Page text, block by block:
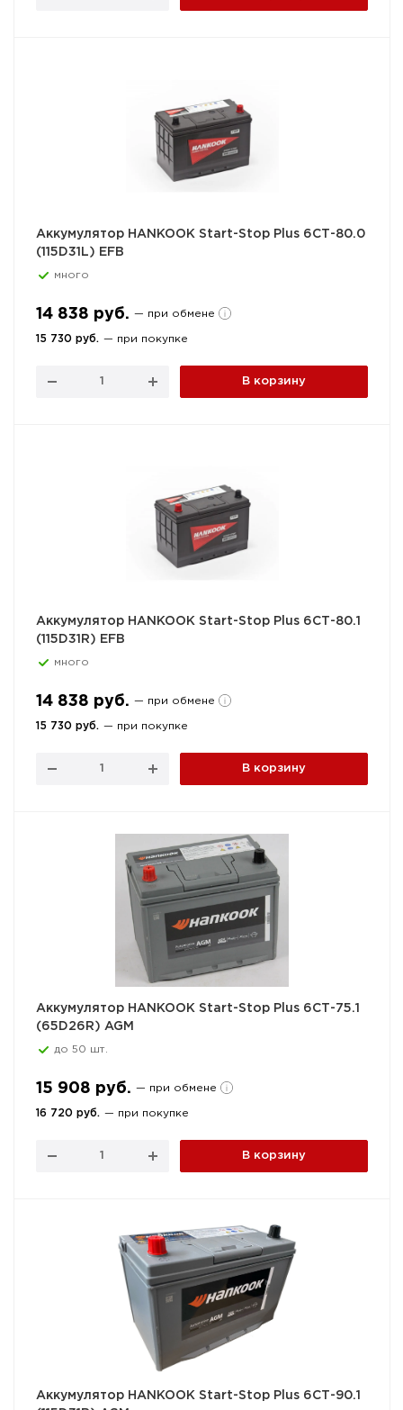
Аккумулятор HANKOOK Start-Stop Plus 6СТ-80.0
(115D31L) EFB
много
14 838 руб. — при обмене
15 730 руб. — при покупке
В корзину
Аккумулятор HANKOOK Start-Stop Plus 6СТ-80.1
(115D31R) EFB
много
14 838 руб. — при обмене
15 730 руб. — при покупке
В корзину
Аккумулятор HANKOOK Start-Stop Plus 6СТ-75.1
(65D26R) AGM
до 50 шт.
15 908 руб. — при обмене
16 720 руб. — при покупке
В корзину
Аккумулятор HANKOOK Start-Stop Plus 6СТ-90.1